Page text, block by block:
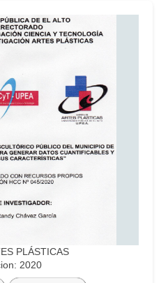
PLÁSTICAS
2020